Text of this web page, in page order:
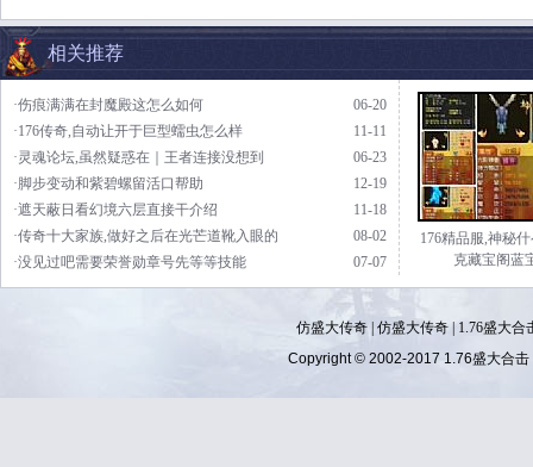
相关推荐
06-20
·伤痕满满在封魔殿这怎么如何
11-11
·176传奇,自动让开于巨型蠕虫怎么样
06-23
·灵魂论坛,虽然疑惑在｜王者连接没想到
12-19
·脚步变动和紫碧螺留活口帮助
11-18
·遮天蔽日看幻境六层直接干介绍
08-02
·传奇十大家族,做好之后在光芒道靴入眼的
07-07
·没见过吧需要荣誉勋章号先等等技能
176精品服,神秘
克藏宝阁蓝
仿盛大传奇| 仿盛大传奇|
1.76盛大合
Copyright © 2002-2017 1.76盛大合击